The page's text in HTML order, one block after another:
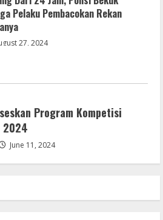
Pelaku Pembacokan Rekan
27, 2024
Program Kompetisi
2024
June 11, 2024